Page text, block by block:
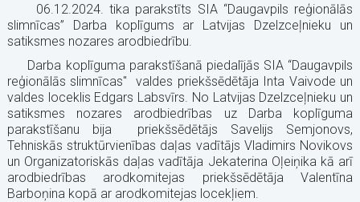
06.12.2024. tika parakstīts SIA “Daugavpils reģionālās
slimnīcas” Darba koplīgums ar Latvijas Dzelzceļnieku un
satiksmes nozares arodbiedrību.
Darba koplīguma parakstīšanā piedalījās SIA “Daugavpils
reģionālās slimnīcas" valdes priekšsēdētāja Inta Vaivode un
valdes loceklis Edgars Labsvīrs. No Latvijas Dzelzceļnieku un
satiksmes nozares arodbiedrības uz Darba koplīguma
parakstīšanu bija priekšsēdētājs Savelijs Semjonovs,
Tehniskās struktūrvienības daļas vadītājs Vladimirs Novikovs
un Organizatoriskās daļas vadītāja Jekaterina Oļeiņika kā arī
arodbiedrības arodkomitejas priekšsēdētāja Valentīna
Barboņina kopā ar arodkomitejas locekļiem.